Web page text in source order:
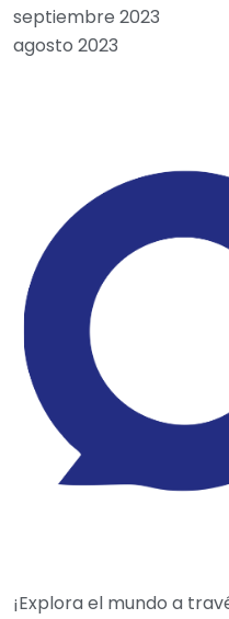
septiembre 2023
agosto 2023
¡Explora el mundo a